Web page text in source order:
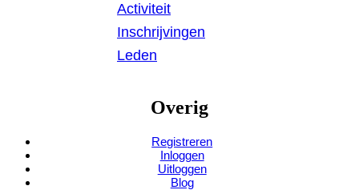
Activiteit
Inschrijvingen
Leden
Overig
Registreren
Inloggen
Uitloggen
Blog